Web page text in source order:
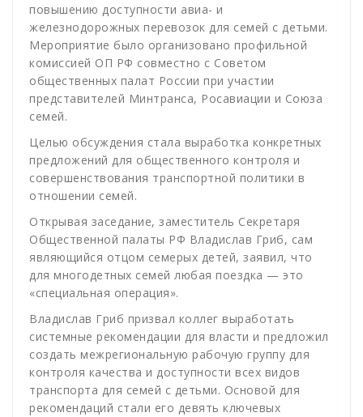
повышению доступности авиа- и
железнодорожных перевозок для семей с детьми.
Мероприятие было организовано профильной
комиссией ОП РФ совместно с Советом
общественных палат России при участии
представителей Минтранса, Росавиации и Союза
семей.
Целью обсуждения стала выработка конкретных
предложений для общественного контроля и
совершенствования транспортной политики в
отношении семей.
Открывая заседание, заместитель Секретаря
Общественной палаты РФ Владислав Гриб, сам
являющийся отцом семерых детей, заявил, что
для многодетных семей любая поездка — это
«специальная операция».
Владислав Гриб призвал коллег выработать
системные рекомендации для власти и предложил
создать межрегиональную рабочую группу для
контроля качества и доступности всех видов
транспорта для семей с детьми. Основой для
рекомендаций стали его девять ключевых